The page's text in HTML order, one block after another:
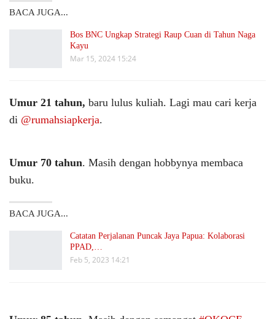
BACA JUGA...
Bos BNC Ungkap Strategi Raup Cuan di Tahun Naga
Kayu
Mar 15, 2024 15:24
Umur 21 tahun, baru lulus kuliah. Lagi mau cari kerja
di @rumahsiapkerja.
Umur 70 tahun. Masih dengan hobbynya membaca
buku.
BACA JUGA...
Catatan Perjalanan Puncak Jaya Papua: Kolaborasi
PPAD,…
Feb 5, 2023 14:21